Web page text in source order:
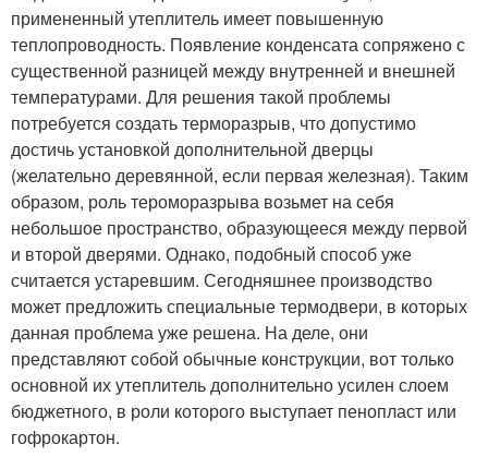
примененный утеплитель имеет повышенную
теплопроводность. Появление конденсата сопряжено с
существенной разницей между внутренней и внешней
температурами. Для решения такой проблемы
потребуется создать терморазрыв, что допустимо
достичь установкой дополнительной дверцы
(желательно деревянной, если первая железная). Таким
образом, роль тероморазрыва возьмет на себя
небольшое пространство, образующееся между первой
и второй дверями. Однако, подобный способ уже
считается устаревшим. Сегодняшнее производство
может предложить специальные термодвери, в которых
данная проблема уже решена. На деле, они
представляют собой обычные конструкции, вот только
основной их утеплитель дополнительно усилен слоем
бюджетного, в роли которого выступает пенопласт или
гофрокартон.